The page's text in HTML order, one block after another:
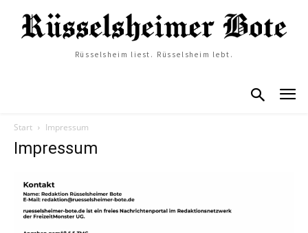
Rüsselsheim liest. Rüsselsheim lebt.
Start Impressum
Impressum